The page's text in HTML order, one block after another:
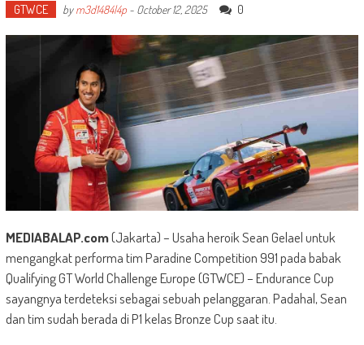
GTWCE bym3d1484l4p- October 12, 2025 0
MEDIABALAP.com(Jakarta) – Usaha heroik Sean Gelael untuk
mengangkat performa tim Paradine Competition 991 pada babak
Qualifying GT World Challenge Europe (GTWCE) – Endurance Cup
sayangnya terdeteksi sebagai sebuah pelanggaran. Padahal, Sean
dan tim sudah berada di P1 kelas Bronze Cup saat itu.